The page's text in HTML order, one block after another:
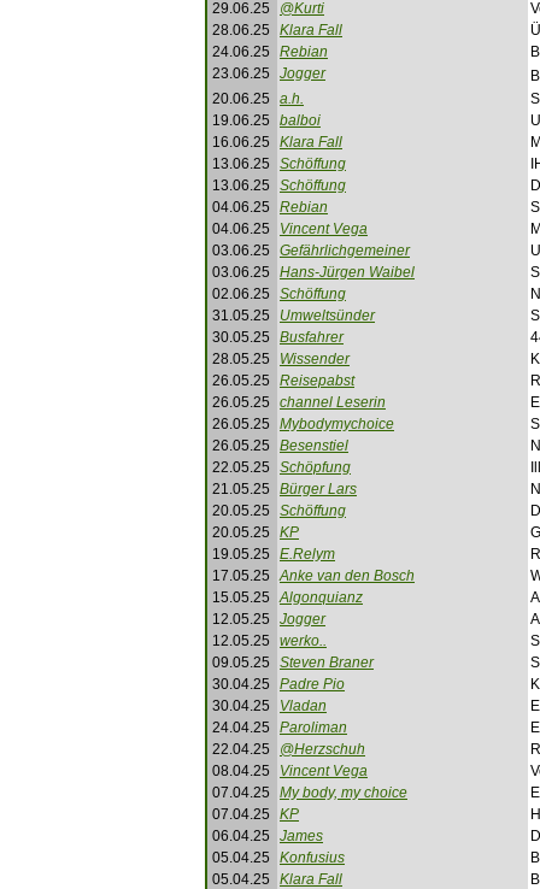
29.06.25 @Kurti
28.06.25
Klara Fall
24.06.25
Rebian
23.06.25
Jogger
20.06.25
a.h.
19.06.25
balboi
16.06.25
Klara Fall
13.06.25
Schöffung
13.06.25
Schöffung
04.06.25
Rebian
04.06.25
Vincent Vega
03.06.25
Gefährlichgemeiner
03.06.25
Hans-Jürgen Waibel
02.06.25
Schöffung
31.05.25
Umweltsünder
30.05.25
Busfahrer
28.05.25
Wissender
26.05.25
Reisepabst
26.05.25
channel Leserin
26.05.25
Mybodymychoice
26.05.25
Besenstiel
22.05.25
Schöpfung
21.05.25
Bürger Lars
20.05.25
Schöffung
20.05.25
KP
19.05.25
E.Relym
17.05.25
Anke van den Bosch
15.05.25
Algonquianz
12.05.25
Jogger
12.05.25
werko..
09.05.25
Steven Braner
30.04.25
Padre Pio
30.04.25
Vladan
24.04.25
Paroliman
22.04.25
@Herzschuh
08.04.25
Vincent Vega
07.04.25
My body, my choice
07.04.25
KP
06.04.25
James
05.04.25
Konfusius
05.04.25
Klara Fall